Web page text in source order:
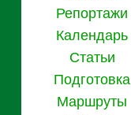
Репортажи
Календарь
Статьи
Подготовка
Маршруты